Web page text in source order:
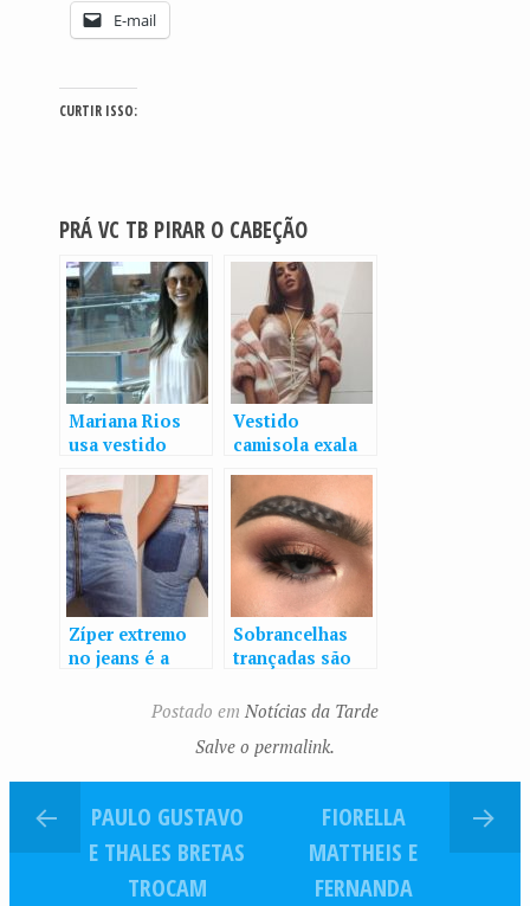
E-mail
CURTIR ISSO:
PRÁ VC TB PIRAR O CABEÇÃO
Mariana Rios
usa vestido
entre famosas;
repita look com
R$ 387
Vestido
camisola exala
conquistou as
famosas, veja
como usar
Zíper extremo
no jeans é a
que ninguém
Sobrancelhas
trançadas são
de beleza do
Postado em Notícias da Tarde
Salve o permalink.
PAULO GUSTAVO
E THALES BRETAS
TROCAM
FIORELLA
MATTHEIS E
FERNANDA